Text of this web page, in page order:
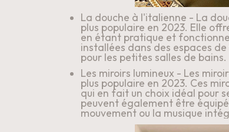
La douche à l'italienne - La
plus populaire en 2023. Elle
en étant pratique et
installées dans des espaces
pour les petites salles de bains.
Les miroirs lumineux - Les
plus populaire en 2023. Ces
qui en fait un choix idéal pour
peuvent également être
mouvement ou la musique